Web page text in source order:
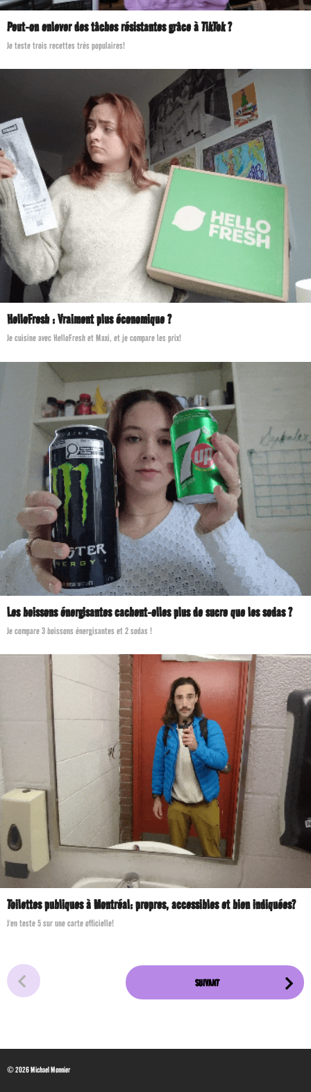
Peut-on enlever des tâches résistantes grâce à TikTok ?
Je teste trois recettes très populaires!
HelloFresh : Vraiment plus économique ?
Je cuisine avec HelloFresh et Maxi, et je compare les prix!
Les boissons énergisantes cachent-elles plus de sucre que les sodas ?
Je compare 3 boissons énergisantes et 2 sodas !
Toilettes publiques à Montréal: propres, accessibles et bien indiquées?
J'en teste 5 sur une carte officielle!
SUIVANT
© 2026 Michael Monnier